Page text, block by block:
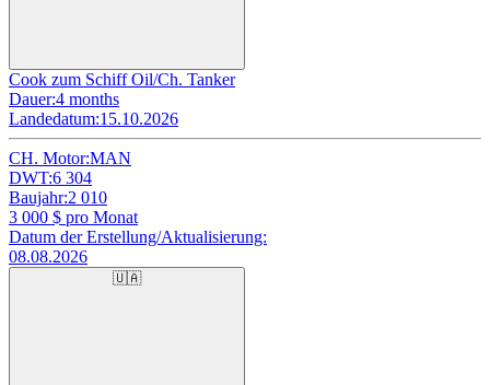
Cook zum Schiff Oil/Ch. Tanker
Dauer:4 months
Landedatum:15.10.2026
CH. Motor:MAN
DWT:6 304
Baujahr:2 010
3 000 $ pro Monat
Datum der Erstellung/Aktualisierung:
08.08.2026
🇺🇦